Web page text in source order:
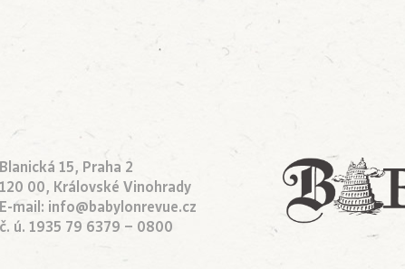
Blanická 15, Praha 2
120 00, Královské Vinohrady
E-mail: info@babylonrevue.cz
č. ú. 1935 79 6379 – 0800